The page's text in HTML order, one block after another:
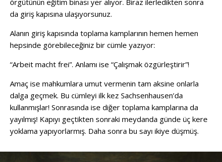
da giriş kapısına ulaşıyorsunuz.
Alanın giriş kapısında toplama kamplarının hemen hemen
hepsinde görebileceğiniz bir cümle yazıyor:
“Arbeit macht frei”. Anlamı ise “Çalışmak özgürleştirir”!
Amaç ise mahkumlara umut vermenin tam aksine onlarla
dalga geçmek. Bu cümleyi ilk kez Sachsenhausen’da
kullanmışlar! Sonrasında ise diğer toplama kamplarına da
yayılmış! Kapıyı geçtikten sonraki meydanda günde üç kere
yoklama yapıyorlarmış. Daha sonra bu sayı ikiye düşmüş.